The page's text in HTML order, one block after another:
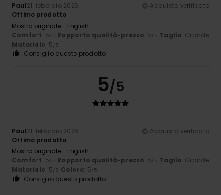
Paul21. febbraio 2026
Acquisto verificato
Ottimo prodotto
Mostra originale - English
Comfort: 5 /5 Rapporto qualità-prezzo: 5 /5 Taglia: Grande
Materiale: 5 /5
Consiglio questo prodotto
5/5
Paul21. febbraio 2026
Acquisto verificato
Ottimo prodotto
Mostra originale - English
Comfort: 5 /5 Rapporto qualità-prezzo: 5 /5 Taglia: Grande
Materiale: 5 /5 Colore: 5 /5
Consiglio questo prodotto